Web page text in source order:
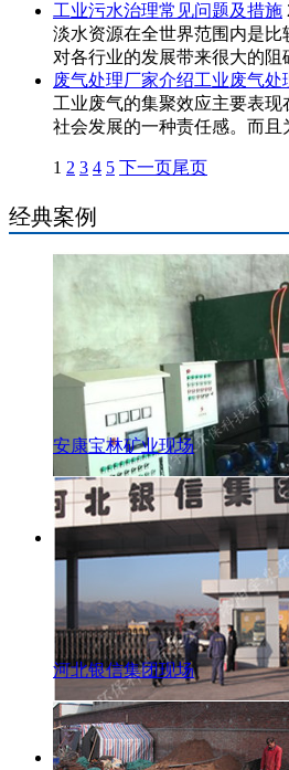
工业污水治理常见问题及措施
淡水资源在全世界范围内是
对各行业的发展带来很大的阻
废气处理厂家介绍工业废气处
工业废气的集聚效应主要表
社会发展的一种责任感。而且
1 2 3 4 5 下一页尾页
经典案例
安康宝林矿业现场
河北银信集团现场